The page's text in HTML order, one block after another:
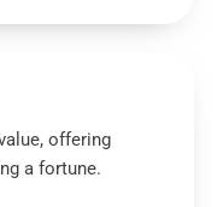
offering
a fortune.